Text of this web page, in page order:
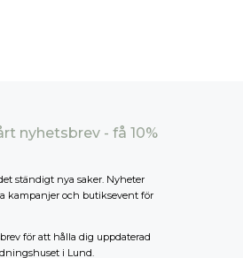
nyhetsbrev - få 10%
ständigt nya saker. Nyheter
kampanjer och butiksevent för
för att hålla dig uppdaterad
i Lund.